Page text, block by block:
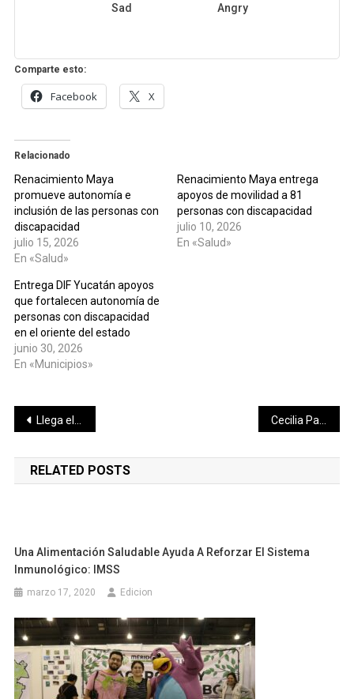
Sad Angry
Comparte esto:
Facebook X
Relacionado
Renacimiento Maya
promueve autonomía e
inclusión de las personas con
discapacidad
julio 15, 2026
En «Salud»
Renacimiento Maya entrega
apoyos de movilidad a 81
personas con discapacidad
julio 10, 2026
En «Salud»
Entrega DIF Yucatán apoyos
que fortalecen autonomía de
personas con discapacidad
en el oriente del estado
junio 30, 2026
En «Municipios»
Navegación
de
entradas
Llega el Va y Ven a las comisarías de Yaxnic y Dzoyaxché y una nueva conexión con el nuevo Hospital O’Horán
RELATED POSTS
Una Alimentación Saludable Ayuda A Reforzar El Sistema
Inmunológico: IMSS
marzo 17, 2020 Edicion